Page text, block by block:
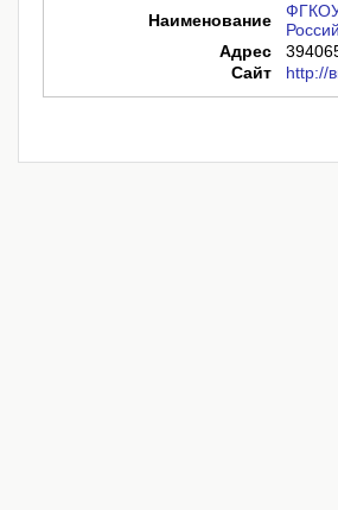
Наименование
ФГКОУ
Адрес
Сайт
http://